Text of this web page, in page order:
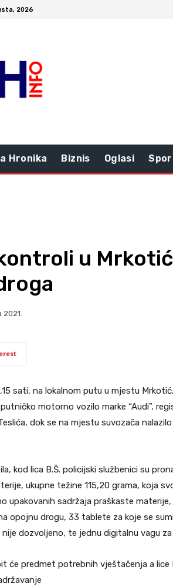
2026
Hronika Biznis Oglasi
u
2021.
sati, na lokalnom putu u mjestu
motorno vozilo marke “Audi”,
dok se na mjestu suvozača
kod lica B.Š. policijski službenici su
ukupne težine 115,20 grama, koja
upakovanih sadržaja praškaste
opojnu drogu, 33 tablete za koje se
dozvoljeno, te jednu digitalnu vagu za
će predmet potrebnih vještačenja a lice